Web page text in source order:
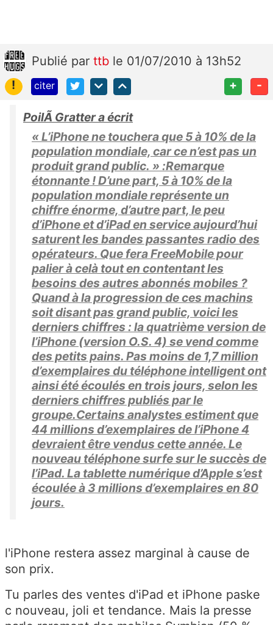
Publié par ttb le 01/07/2010 à 13h52
!
citer + -
PoilÃ Gratter a écrit
« L’iPhone ne touchera que 5 à 10% de la
population mondiale, car ce n’est pas un
produit grand public. » :Remarque
étonnante ! D’une part, 5 à 10% de la
population mondiale représente un
chiffre énorme, d’autre part, le peu
d’iPhone et d’iPad en service aujourd’hui
saturent les bandes passantes radio des
opérateurs. Que fera FreeMobile pour
palier à celà tout en contentant les
besoins des autres abonnés mobiles ?
Quand à la progression de ces machins
soit disant pas grand public, voici les
derniers chiffres : la quatrième version de
l’iPhone (version O.S. 4) se vend comme
des petits pains. Pas moins de 1,7 million
d’exemplaires du téléphone intelligent ont
ainsi été écoulés en trois jours, selon les
derniers chiffres publiés par le
groupe.Certains analystes estiment que
44 millions d’exemplaires de l’iPhone 4
devraient être vendus cette année. Le
nouveau téléphone surfe sur le succès de
l’iPad. La tablette numérique d’Apple s’est
écoulée à 3 millions d’exemplaires en 80
jours.
l'iPhone restera assez marginal à cause de
son prix.
Tu parles des ventes d'iPad et iPhone paske
c nouveau, joli et tendance. Mais la presse